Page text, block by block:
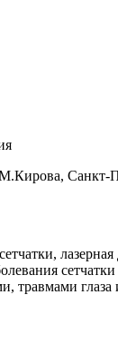
Санкт-
глаза